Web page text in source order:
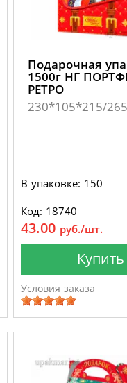
Подарочная
1500г НГ
РЕТРО
230*105*215/265
В упаковке: 150
Код: 18740
43.00 руб./шт.
Купить
Условия заказа